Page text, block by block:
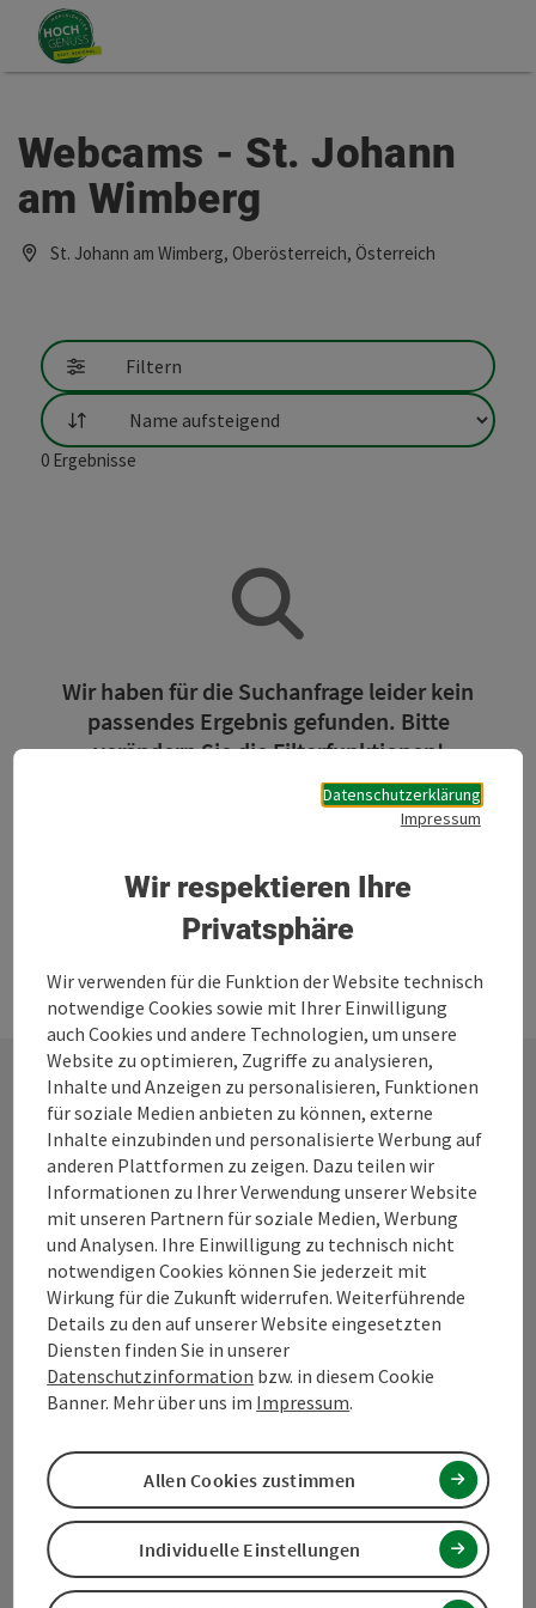
Zum Inhalt
Zum Seitenanfang
Webcams - St. Johann
am Wimberg
St. Johann am Wimberg, Oberösterreich, Österreich
Filtern
Sortierung
0 Ergebnisse
Wir haben für die Suchanfrage leider kein
passendes Ergebnis gefunden. Bitte
verändern Sie die Filterfunktionen!
Kontakt
Tourismusverband Mühlviertel
Hauptplatz 19
4190 Bad Leonfelden
+43 5 07263 - 100
info@muehlviertel.at
Datenschutzerklärung
Impressum
Wir respektieren Ihre
Privatsphäre
Wir verwenden für die Funktion der Website technisch
notwendige Cookies sowie mit Ihrer Einwilligung
auch Cookies und andere Technologien, um unsere
Website zu optimieren, Zugriffe zu analysieren,
Inhalte und Anzeigen zu personalisieren, Funktionen
für soziale Medien anbieten zu können, externe
Inhalte einzubinden und personalisierte Werbung auf
anderen Plattformen zu zeigen. Dazu teilen wir
Informationen zu Ihrer Verwendung unserer Website
mit unseren Partnern für soziale Medien, Werbung
und Analysen. Ihre Einwilligung zu technisch nicht
notwendigen Cookies können Sie jederzeit mit
Wirkung für die Zukunft widerrufen. Weiterführende
Details zu den auf unserer Website eingesetzten
Diensten finden Sie in unserer
Datenschutzinformation bzw. in diesem Cookie
Banner. Mehr über uns im Impressum.
Individuelle Einstellungen
Allen Cookies zustimmen